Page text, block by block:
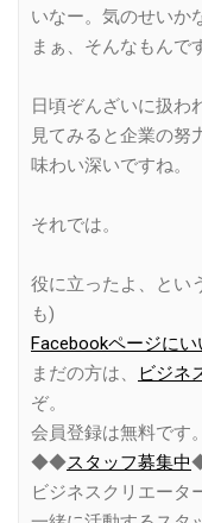
いなー。気のせいか
まぁ、そんなもんで
日頃ぞんざいに扱わ
見てみると企業の努
味わい深いですね。
それでは。
役に立ったよ、とい
も)
Facebookページに
まだの方は、
ビジネ
ぞ。
会員登録は無料です。
◆◆スタッフ募集中
ビジネスクリエータ